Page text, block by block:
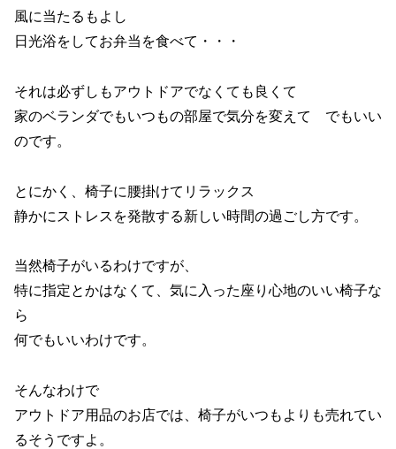
風に当たるもよし
日光浴をしてお弁当を食べて・・・
それは必ずしもアウトドアでなくても良くて
家のベランダでもいつもの部屋で気分を変えて でもいい
のです。
とにかく、椅子に腰掛けてリラックス
静かにストレスを発散する新しい時間の過ごし方です。
当然椅子がいるわけですが、
特に指定とかはなくて、気に入った座り心地のいい椅子な
ら
何でもいいわけです。
そんなわけで
アウトドア用品のお店では、椅子がいつもよりも売れてい
るそうですよ。